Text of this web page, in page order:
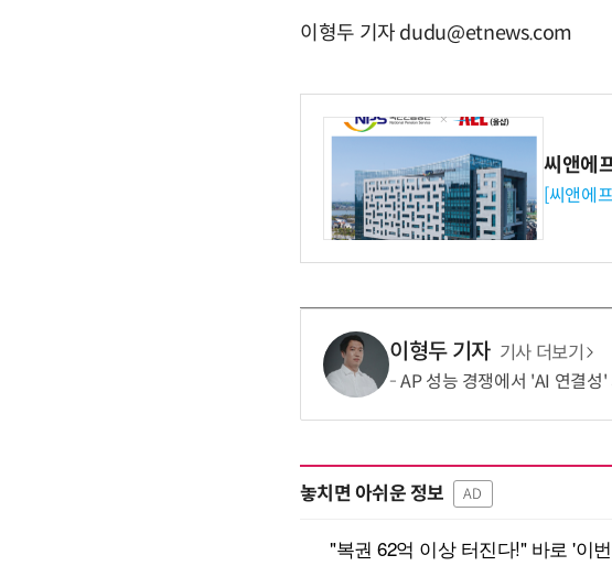
이형두 기자 dudu@etnews.com
씨앤에
[씨앤에
이형두 기자 기사 더보기
AP 성능 경쟁에서 'AI 연결
놓치면 아쉬운 정보 AD